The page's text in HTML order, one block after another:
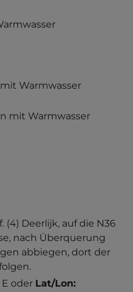
Warmwasser
mit Warmwasser
(4) Deerlijk, auf die N36
nach Überquerung
abbiegen, dort der
oder Lat/Lon: